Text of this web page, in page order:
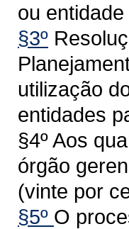
ou
§3º
utilização
entidades
§4º Aos
órgão
(vinte por
§5º O